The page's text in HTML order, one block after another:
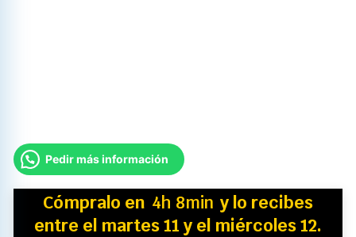
Pedir más información
Cómpralo en 4h 8min y lo recibes
entre el martes 11 y el miércoles 12.